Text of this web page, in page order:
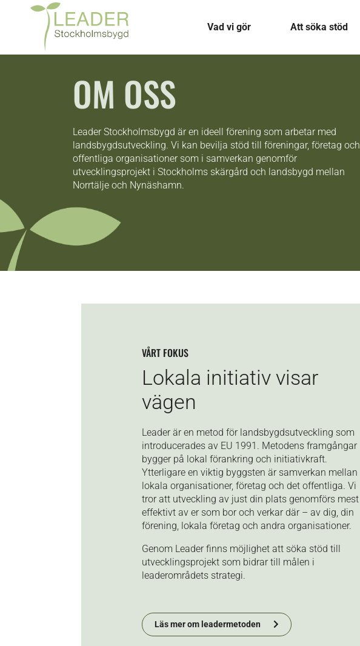
Vad vi gör Att söka stöd
OM OSS
Leader Stockholmsbygd är en ideell förening som arbetar med
landsbygdsutveckling. Vi kan bevilja stöd till föreningar, företag och
offentliga organisationer som i samverkan genomför
utvecklingsprojekt i Stockholms skärgård och landsbygd mellan
Norrtälje och Nynäshamn.
VÅRT FOKUS
Lokala initiativ visar
vägen
Leader är en metod för landsbygdsutveckling som
introducerades av EU 1991. Metodens framgångar
bygger på lokal förankring och initiativkraft.
Ytterligare en viktig byggsten är samverkan mellan
lokala organisationer, företag och det offentliga. Vi
tror att utveckling av just din plats genomförs mest
effektivt av er som bor och verkar där – av dig, din
förening, lokala företag och andra organisationer.
Genom Leader finns möjlighet att söka stöd till
utvecklingsprojekt som bidrar till målen i
leaderområdets strategi.
Läs mer om leadermetoden